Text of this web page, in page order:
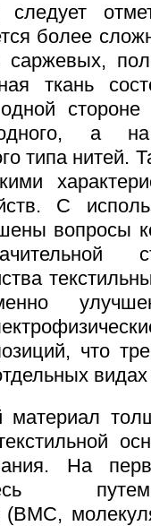
более
саржевых,
ткань
стороне
а на
типа нитей.
С
вопросы
что
материал
На
(ВМС,